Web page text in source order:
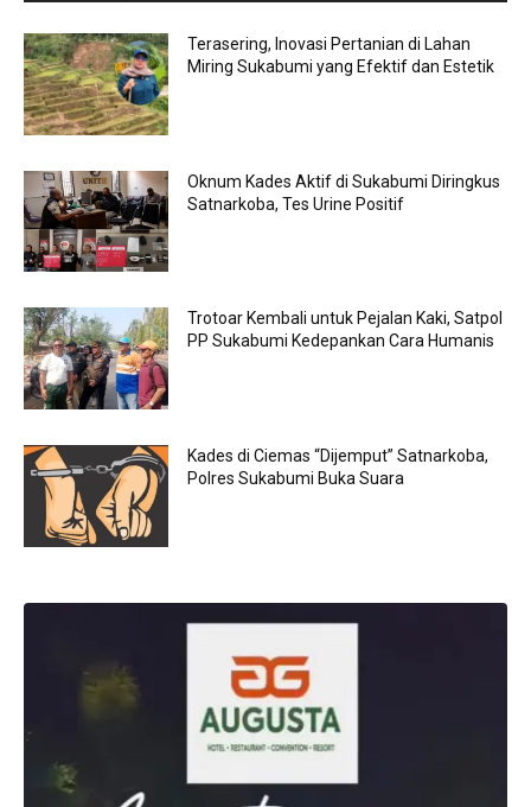
Terasering, Inovasi Pertanian di Lahan
Miring Sukabumi yang Efektif dan Estetik
Oknum Kades Aktif di Sukabumi Diringkus
Satnarkoba, Tes Urine Positif
Trotoar Kembali untuk Pejalan Kaki, Satpol
PP Sukabumi Kedepankan Cara Humanis
Kades di Ciemas “Dijemput” Satnarkoba,
Polres Sukabumi Buka Suara